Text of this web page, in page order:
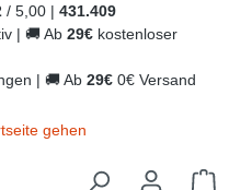
/ 5,00 | 431.409
| 🚚 Ab 29€ kostenloser
| 🚚 Ab 29€ 0€ Versand